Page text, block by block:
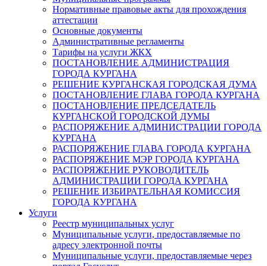
Нормативные правовые акты для прохождения
аттестации
Основные документы
Административные регламенты
Тарифы на услуги ЖКХ
ПОСТАНОВЛЕНИЕ АДМИНИСТРАЦИЯ
ГОРОДА КУРГАНА
РЕШЕНИЕ КУРГАНСКАЯ ГОРОДСКАЯ ДУМА
ПОСТАНОВЛЕНИЕ ГЛАВА ГОРОДА КУРГАНА
ПОСТАНОВЛЕНИЕ ПРЕДСЕДАТЕЛЬ
КУРГАНСКОЙ ГОРОДСКОЙ ДУМЫ
РАСПОРЯЖЕНИЕ АДМИНИСТРАЦИИ ГОРОДА
КУРГАНА
РАСПОРЯЖЕНИЕ ГЛАВА ГОРОДА КУРГАНА
РАСПОРЯЖЕНИЕ МЭР ГОРОДА КУРГАНА
РАСПОРЯЖЕНИЕ РУКОВОДИТЕЛЬ
АДМИНИСТРАЦИИ ГОРОДА КУРГАНА
РЕШЕНИЕ ИЗБИРАТЕЛЬНАЯ КОМИССИЯ
ГОРОДА КУРГАНА
Услуги
Реестр муниципальных услуг
Муниципальные услуги, предоставляемые по
адресу электронной почты
Муниципальные услуги, предоставляемые через